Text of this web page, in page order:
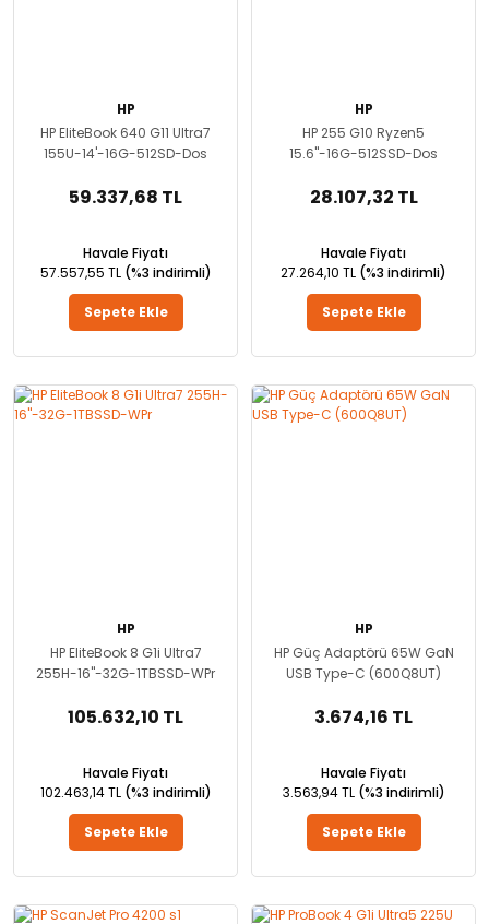
HP
HP EliteBook 640 G11 Ultra7
155U-14'-16G-512SD-Dos
59.337,68 TL
Havale Fiyatı
57.557,55 TL (%3 indirimli)
Sepete Ekle
HP
HP 255 G10 Ryzen5
15.6''-16G-512SSD-Dos
28.107,32 TL
Havale Fiyatı
27.264,10 TL (%3 indirimli)
Sepete Ekle
HP
HP EliteBook 8 G1i Ultra7
255H-16''-32G-1TBSSD-WPr
105.632,10 TL
Havale Fiyatı
102.463,14 TL (%3 indirimli)
Sepete Ekle
HP
HP Güç Adaptörü 65W GaN
USB Type-C (600Q8UT)
3.674,16 TL
Havale Fiyatı
3.563,94 TL (%3 indirimli)
Sepete Ekle